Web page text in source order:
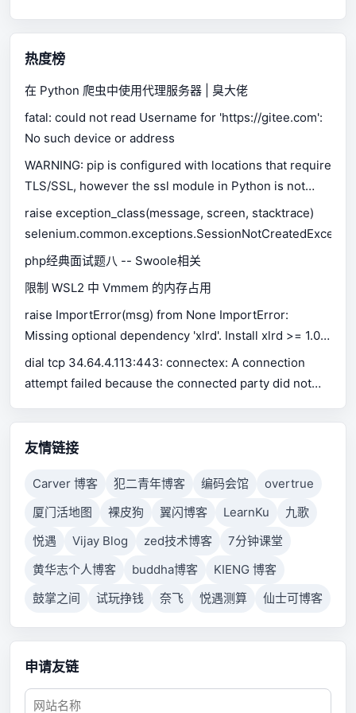
热度榜
在 Python 爬虫中使用代理服务器 | 臭大佬
fatal: could not read Username for 'https://gitee.com':
No such device or address
WARNING: pip is configured with locations that require
TLS/SSL, however the ssl module in Python is not
available.
raise exception_class(message, screen, stacktrace)
php经典面试题八 -- Swoole相关
限制 WSL2 中 Vmmem 的内存占用
raise ImportError(msg) from None ImportError:
Missing optional dependency 'xlrd'. Install xlrd >= 1.0.0
for Excel support Use pip or conda to install xlrd.
dial tcp 34.64.4.113:443: connectex: A connection
attempt failed because the connected party did not
connection failed because connected host has failed
to respond.
友情链接
Carver 博客 犯二青年博客 编码会馆
overtrue
厦门活地图
裸皮狗 翼闪博客 LearnKu
九歌
悦遇
Vijay Blog zed技术博客
7分钟课堂
黄华志个人博客
buddha博客
KIENG 博客
鼓掌之间
试玩挣钱 奈飞 悦遇测算 仙士可博客
申请友链